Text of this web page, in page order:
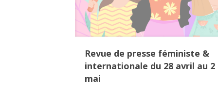
Revue de presse féministe &
internationale du 28 avril au 2
mai